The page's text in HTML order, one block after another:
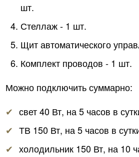
шт.
Стеллаж ‑ 1 шт.
Щит автоматического
Комплект проводов ‑ 1 шт.
Можно подключить суммарно:
свет 40 Вт, на 5 часов в
ТВ 150 Вт, на 5 часов в
холодильник 150 Вт, на 10